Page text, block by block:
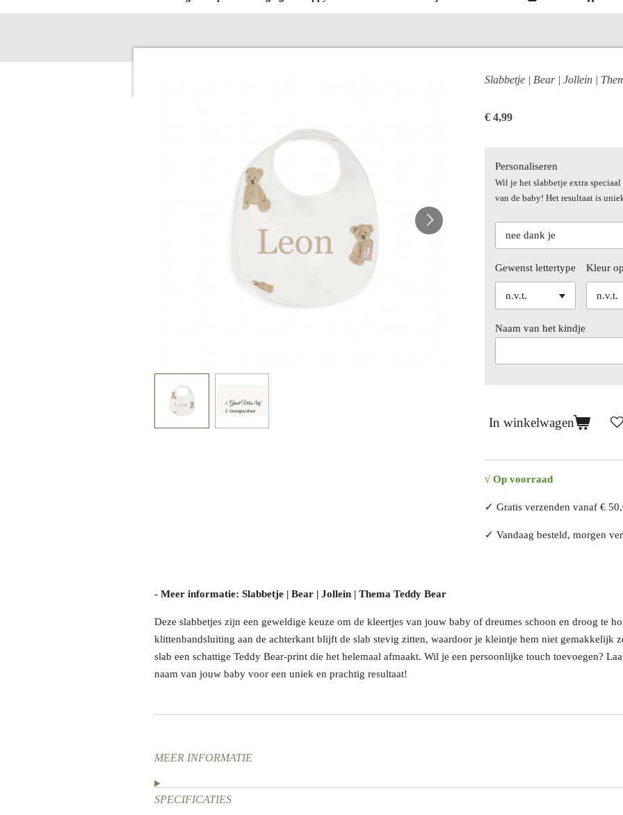
Slabbetje | Bear | Jollein |
€ 4,99
Personaliseren
Wil je het slabbetje extra speciaal
van de baby! Het resultaat is
Gewenst lettertype Kleur
Naam van het kindje
In winkelwagen
√ Op voorraad
✓ Gratis verzenden vanaf €
✓ Vandaag besteld, morgen
- Meer informatie: Slabbetje | Bear | Jollein | Thema Teddy Bear
Deze slabbetjes zijn een geweldige keuze om de kleertjes van jouw baby of dreumes schoon en droog te
klittenbandsluiting aan de achterkant blijft de slab stevig zitten, waardoor je kleintje hem niet gemakkelijk
slab een schattige Teddy Bear-print die het helemaal afmaakt. Wil je een persoonlijke touch toevoegen?
naam van jouw baby voor een uniek en prachtig resultaat!
MEER INFORMATIE
SPECIFICATIES